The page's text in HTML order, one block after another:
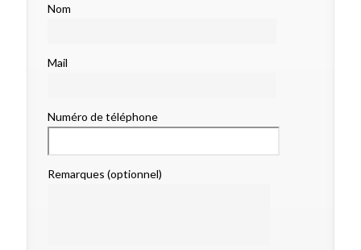
Nom
Mail
Numéro de téléphone
Remarques (optionnel)